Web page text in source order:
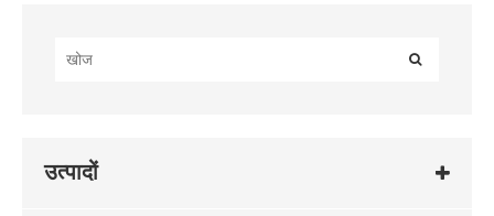
उत्पादों